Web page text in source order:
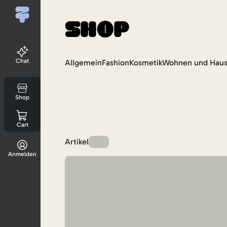
Chat
Shop
Cart
Anmelden
Shop
AllgemeinFashionKosmetikWohnen und
Artikel